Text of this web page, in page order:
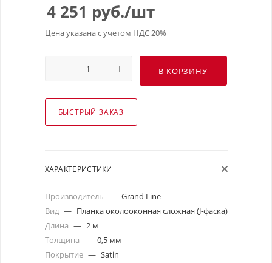
4 251 руб./шт
Цена указана с учетом НДС 20%
В КОРЗИНУ
БЫСТРЫЙ ЗАКАЗ
ХАРАКТЕРИСТИКИ
Производитель — Grand Line
Вид — Планка околооконная сложная (J-фаска)
Длина — 2 м
Толщина — 0,5 мм
Покрытие — Satin